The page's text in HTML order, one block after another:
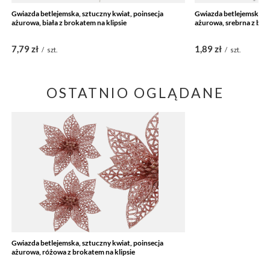
Gwiazda betlejemska, sztuczny kwiat, poinsecja
ażurowa, biała z brokatem na klipsie
7,79 zł / szt.
Gwiazda betlejemska,
ażurowa, srebrna z
1,89 zł / szt.
OSTATNIO OGLĄDANE
Gwiazda betlejemska, sztuczny kwiat, poinsecja
ażurowa, różowa z brokatem na klipsie